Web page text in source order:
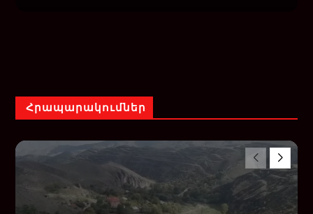
Հրապարակումներ